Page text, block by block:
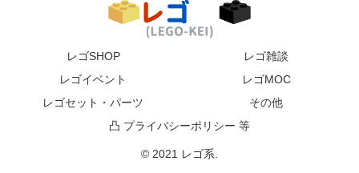
レゴSHOP
レゴ雑談
レゴイベント
レゴMOC
レゴセット・パーツ
その他
凸 プライバシーポリシー 等
© 2021 レゴ系.